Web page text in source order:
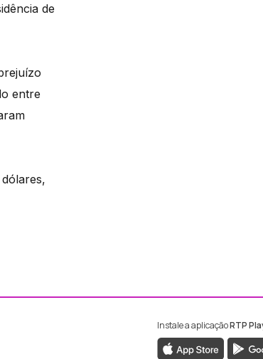
de
entre
ao Facebook da RTP Madeira
ao Instagram da RTP
Instale a aplicaçãoRTP